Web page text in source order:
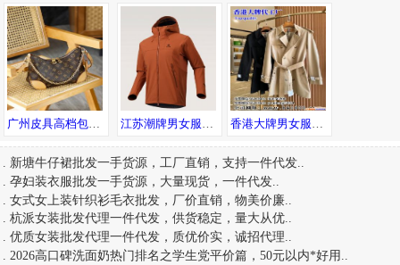
广州皮具高档包包货源 专柜品质 诚招代理 一件代发全球可达 江苏潮牌男女服饰一手货源工厂直供一件代发 香港大牌男女服装代工厂 配专柜包装 欢迎海外代购合作
新塘牛仔裙批发一手货源，工厂直销，支持一件代发
.孕妇装衣服批发一手货源，大量现货，一件代发
.女式女上装针织衫毛衣批发，厂价直销，物美价廉
.杭派女装批发代理一件代发，供货稳定，量大从优..
.优质女装批发代理一件代发，质优价实，诚招代理..
2026高口碑洗面奶热门排名之学生党平价篇，50元以内*好用